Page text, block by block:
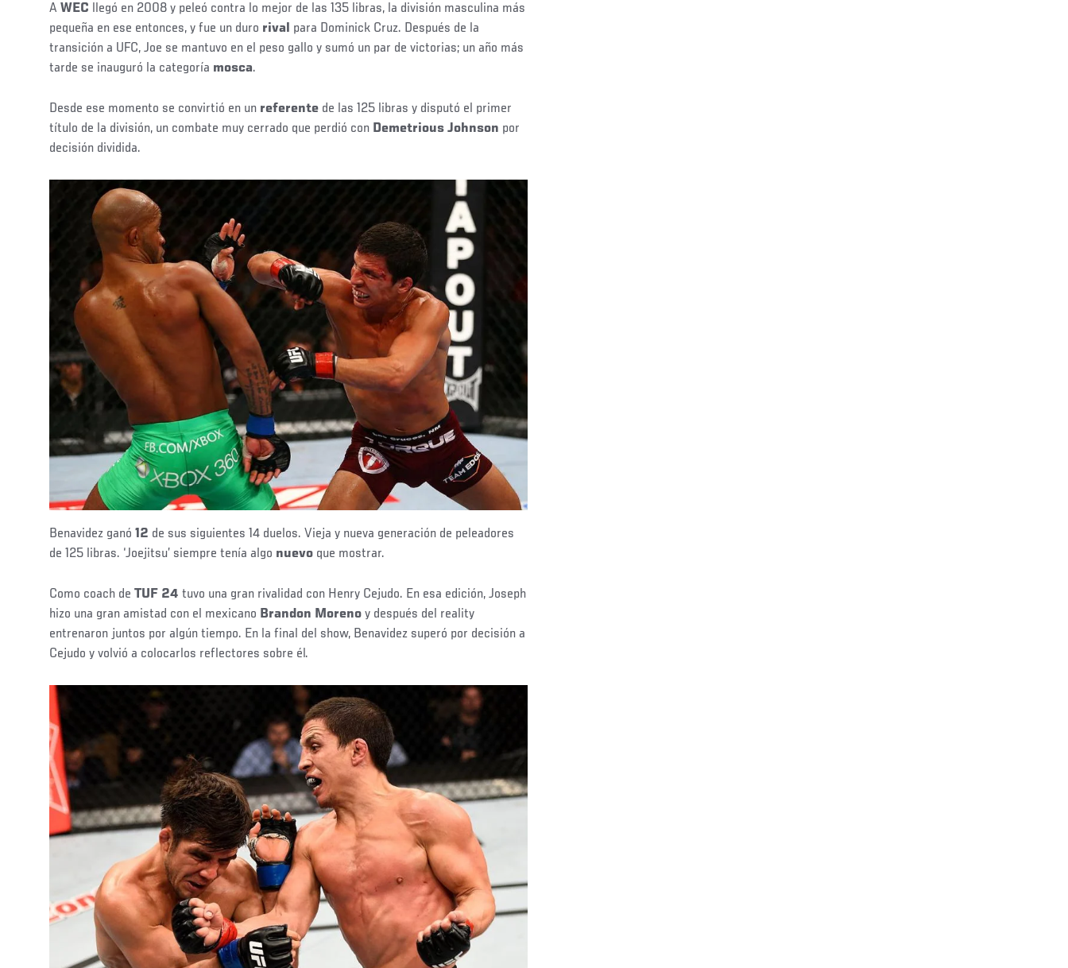
A WEC llegó en 2008 y peleó contra lo mejor de las 135 libras, la división masculina más
pequeña en ese entonces, y fue un duro rival para Dominick Cruz. Después de la
transición a UFC, Joe se mantuvo en el peso gallo y sumó un par de victorias; un año más
tarde se inauguró la categoría mosca.
Desde ese momento se convirtió en un referente de las 125 libras y disputó el primer
título de la división, un combate muy cerrado que perdió con Demetrious Johnson por
decisión dividida.
Benavidez ganó 12 de sus siguientes 14 duelos. Vieja y nueva generación de peleadores
de 125 libras. ‘Joejitsu’ siempre tenía algo nuevo que mostrar.
Como coach de TUF 24 tuvo una gran rivalidad con Henry Cejudo. En esa edición, Joseph
hizo una gran amistad con el mexicano Brandon Moreno y después del reality
entrenaron juntos por algún tiempo. En la final del show, Benavidez superó por decisión a
Cejudo y volvió a colocarlos reflectores sobre él.